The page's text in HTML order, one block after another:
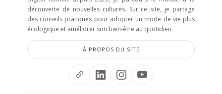
découverte de nouvelles cultures. Sur ce site, je partage
des conseils pratiques pour adopter un mode de vie plus
écologique et améliorer son bien-être au quotidien.
À PROPOS DU SITE